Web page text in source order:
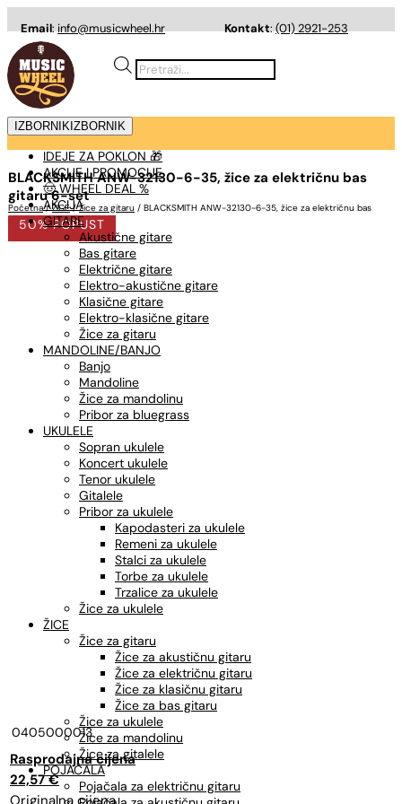
Email:info@musicwheel.hr Kontakt:(01) 2921-253
Products
search
IZBORNIK IZBORNIK
IDEJE ZA POKLON 🎁
AKCIJE I PROMOCIJE
🤠 WHEEL DEAL %
AKCIJA
GITARE
Akustične gitare
Bas gitare
Električne gitare
Elektro-akustične gitare
Klasične gitare
Elektro-klasične gitare
Žice za gitaru
MANDOLINE/BANJO
Banjo
Mandoline
Žice za mandolinu
Pribor za bluegrass
UKULELE
Sopran ukulele
Koncert ukulele
Tenor ukulele
Gitalele
Pribor za ukulele
Kapodasteri za ukulele
Remeni za ukulele
Stalci za ukulele
Torbe za ukulele
Trzalice za ukulele
Žice za ukulele
ŽICE
Žice za gitaru
Žice za akustičnu gitaru
Žice za električnu gitaru
Žice za klasičnu gitaru
Žice za bas gitaru
Žice za ukulele
Žice za mandolinu
Žice za gitalele
POJAČALA
Pojačala za električnu gitaru
BLACKSMITH ANW-32130-6-35, žice za električnu bas
gitaru 6-set
Početna/ŽICE/Žice za gitaru / BLACKSMITH ANW-32130-6-35, žice za električnu bas
gitaru 6-set
50% POPUST
0405000013
Izvorna
cijena
22,57€
Trenutna
cijena